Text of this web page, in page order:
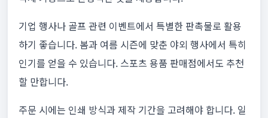
기업 행사나 골프 관련 이벤트에서 특별한 판촉물로 활용
하기 좋습니다. 봄과 여름 시즌에 맞춘 야외 행사에서 특히
인기를 얻을 수 있습니다. 스포츠 용품 판매점에서도 추천
할 만합니다.
주문 시에는 인쇄 방식과 제작 기간을 고려해야 합니다. 일